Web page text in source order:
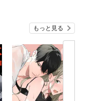
もっと見る